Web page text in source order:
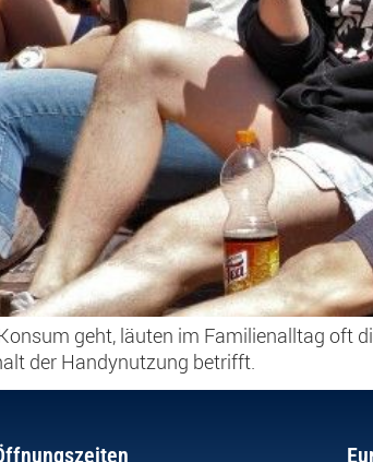
geht, läuten im Familienalltag oft
der Handynutzung betrifft.